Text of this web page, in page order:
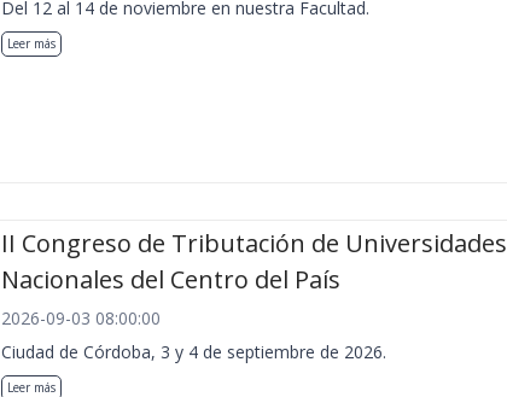
Del 12 al 14 de noviembre en nuestra Facultad.
Leer más
II Congreso de Tributación de Universidades
Nacionales del Centro del País
2026-09-03 08:00:00
Ciudad de Córdoba, 3 y 4 de septiembre de 2026.
Leer más